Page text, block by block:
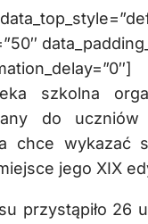
szkolna
do
chce wykazać
jego XIX
przystąpiło 26